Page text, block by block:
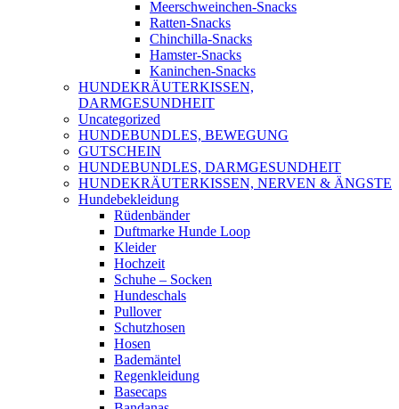
Meerschweinchen-Snacks
Ratten-Snacks
Chinchilla-Snacks
Hamster-Snacks
Kaninchen-Snacks
HUNDEKRÄUTERKISSEN,
DARMGESUNDHEIT
Uncategorized
HUNDEBUNDLES, BEWEGUNG
GUTSCHEIN
HUNDEBUNDLES, DARMGESUNDHEIT
HUNDEKRÄUTERKISSEN, NERVEN & ÄNGSTE
Hundebekleidung
Rüdenbänder
Duftmarke Hunde Loop
Kleider
Hochzeit
Schuhe – Socken
Hundeschals
Pullover
Schutzhosen
Hosen
Bademäntel
Regenkleidung
Basecaps